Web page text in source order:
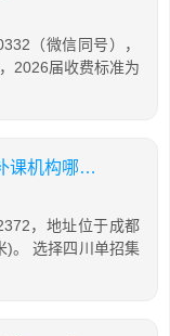
（微信同号），
2026届收费标准为
四川单招集训哪家最好的，四川单招补课机构哪里好
，地址位于成都
)。 选择四川单招集